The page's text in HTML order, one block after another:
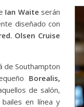
Ian Waite serán
diseñado con
Olsen Cruise
de Southampton
Borealis,
de salón,
en línea y